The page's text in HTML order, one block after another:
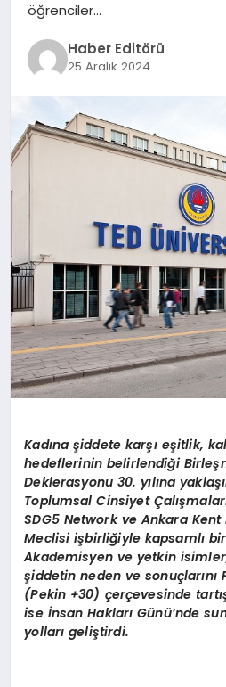
öğrenciler…
Haber Editörü
25 Aralık 2024
Kadına şiddete karşı eşitlik,
hedeflerinin belirlendiği
Deklerasyonu 30. yılına
Toplumsal Cinsiyet
SDG5 Network ve Ankara
Meclisi işbirliğiyle kapsamlı
Akademisyen ve yetkin
şiddetin neden ve sonuçlarını
(Pekin +30) çerçevesinde
ise İnsan Hakları Günü’nde
yolları geliştirdi.